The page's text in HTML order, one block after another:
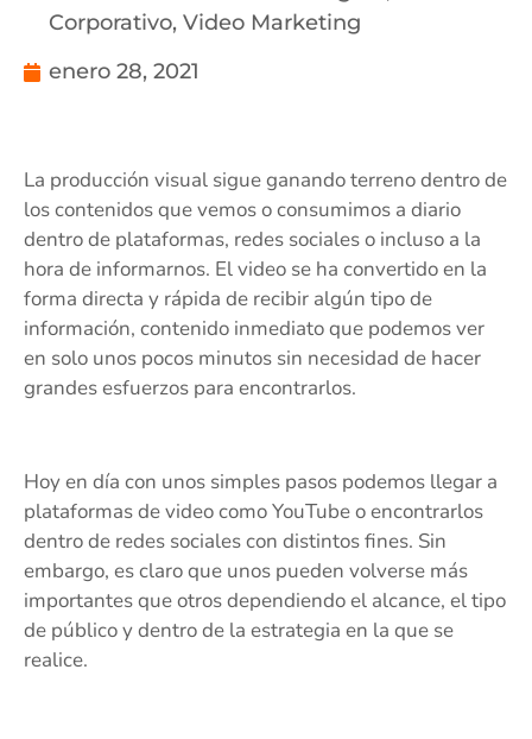
Corporativo, Video Marketing
enero 28, 2021
La producción visual sigue ganando terreno dentro de
los contenidos que vemos o consumimos a diario
dentro de plataformas, redes sociales o incluso a la
hora de informarnos. El video se ha convertido en la
forma directa y rápida de recibir algún tipo de
información, contenido inmediato que podemos ver
en solo unos pocos minutos sin necesidad de hacer
grandes esfuerzos para encontrarlos.
Hoy en día con unos simples pasos podemos llegar a
plataformas de video como YouTube o encontrarlos
dentro de redes sociales con distintos fines. Sin
embargo, es claro que unos pueden volverse más
importantes que otros dependiendo el alcance, el tipo
de público y dentro de la estrategia en la que se
realice.